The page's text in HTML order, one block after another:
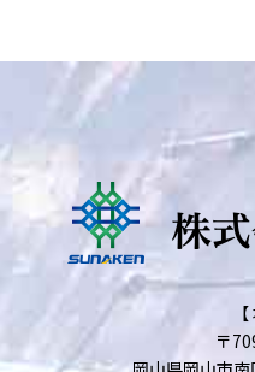
〒